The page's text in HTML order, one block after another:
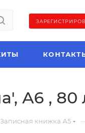
А6 , 80
Записная книжка А5